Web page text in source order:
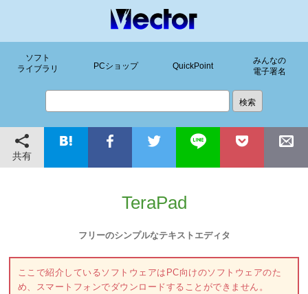
ソフト
ライブラリ
PCショップ QuickPoint
みんなの
電子署名
共有
TeraPad
フリーのシンプルなテキストエディタ
ここで紹介しているソフトウェアはPC向けのソフトウェアのた
め、スマートフォンでダウンロードすることができません。